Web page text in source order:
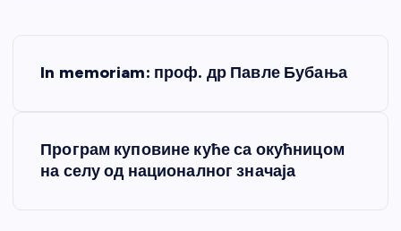
In memoriam: проф. др Павле Бубања
Програм куповине куће са окућницом
на селу од националног значаја